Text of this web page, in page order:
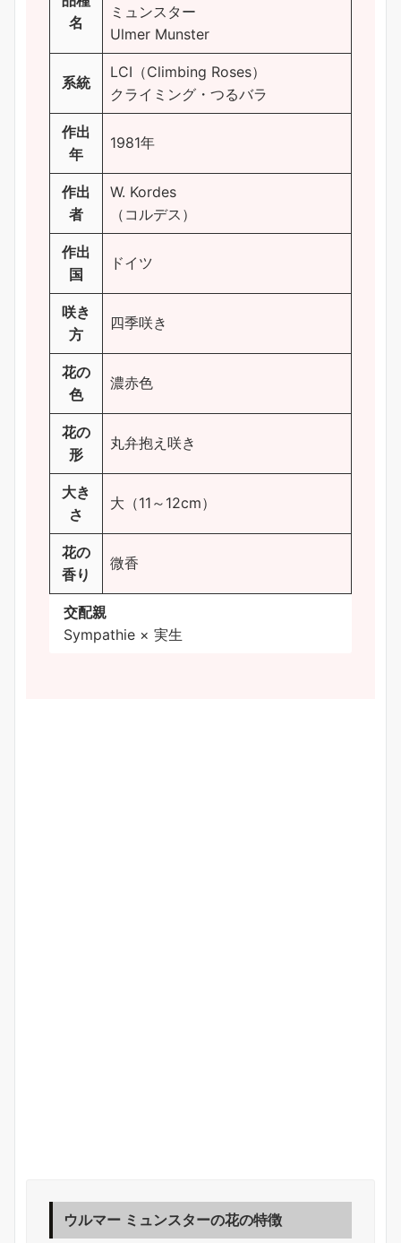
名
ミュンスター
Ulmer Munster
系統
LCI（Climbing Roses）
クライミング・つるバラ
作出
年
1981年
作出
者
W. Kordes
（コルデス）
作出
国
ドイツ
咲き
方
四季咲き
花の
色
濃赤色
花の
形
丸弁抱え咲き
大き
さ
大（11～12cm）
花の
香り
微香
交配親
Sympathie × 実生
ウルマー ミュンスターの花の特徴